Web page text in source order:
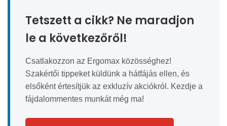
Tetszett a cikk? Ne maradjon
le a következőről!
Csatlakozzon az Ergomax közösséghez!
Szakértői tippeket küldünk a hátfájás ellen, és
elsőként értesítjük az exkluzív akciókról. Kezdje a
fájdalommentes munkát még ma!